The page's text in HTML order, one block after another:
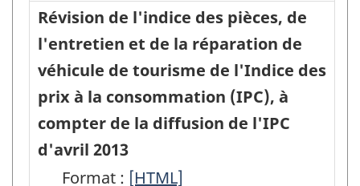
-
HTML
(IPC),
débutant
avec
les
données
l'IPC
(IPC),
débutant
avec
les
données
2011
l'Indice
des
prix
à
2011
l'Indice
des
prix
à
à
l'Indice
des
prix
à
consommation
Révision de l'indice des pièces, de
l'entretien et de la réparation de
véhicule de tourisme de l'Indice des
prix à la consommation (IPC), à
compter de la diffusion de l'IPC
d'avril 2013
Format : Révision
[HTML]